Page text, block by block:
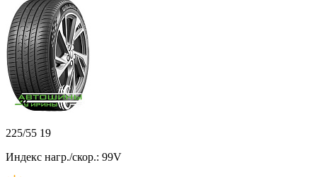
225/55 19
Индекс нагр./скор.: 99V